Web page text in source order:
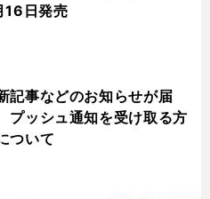
16日発売
記事などのお知らせが届
プッシュ通知を受け取る方
ついて